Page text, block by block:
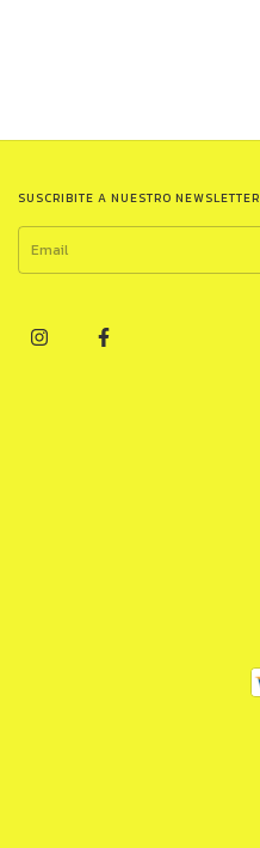
SUSCRIBITE A NUESTRO NEWSLETTER